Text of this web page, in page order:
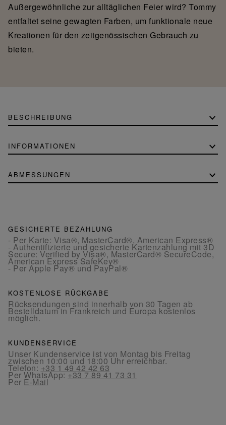
Außergewöhnliche zur alltäglichen Feier wird? Tommy
entfaltet seine gewagten Farben, um funktionale neue
Kreationen für den zeitgenössischen Gebrauch zu
bieten.
BESCHREIBUNG
INFORMATIONEN
ABMESSUNGEN
GESICHERTE BEZAHLUNG
- Per Karte: Visa®, MasterCard®, American Express®
- Authentifizierte und gesicherte Kartenzahlung mit 3D
Secure: Verified by Visa®, MasterCard® SecureCode,
American Express SafeKey®
- Per Apple Pay® und PayPal®
KOSTENLOSE RÜCKGABE
Rücksendungen sind innerhalb von 30 Tagen ab
Bestelldatum in Frankreich und Europa kostenlos
möglich.
KUNDENSERVICE
Unser Kundenservice ist von Montag bis Freitag
zwischen 10:00 und 18:00 Uhr erreichbar.
Telefon:+33 1 49 42 42 63
Per WhatsApp:+33 7 89 41 73 31
Per E-Mail